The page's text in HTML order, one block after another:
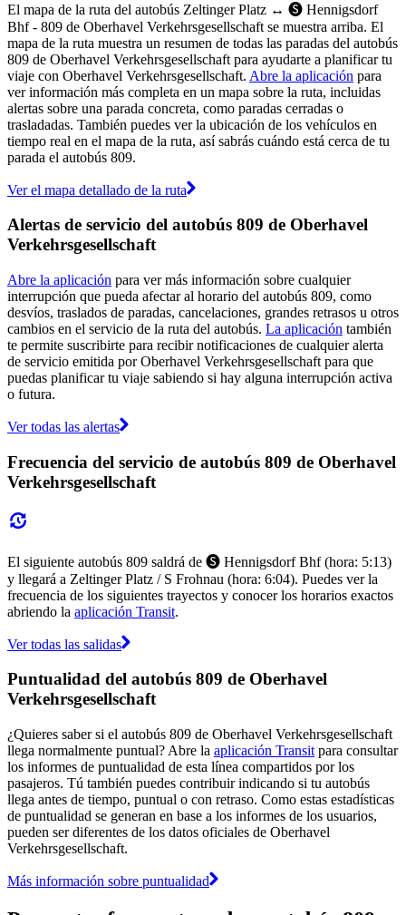
El mapa de la ruta del autobús Zeltinger Platz ↔︎ 🅢 Hennigsdorf
Bhf - 809 de Oberhavel Verkehrsgesellschaft se muestra arriba. El
mapa de la ruta muestra un resumen de todas las paradas del autobús
809 de Oberhavel Verkehrsgesellschaft para ayudarte a planificar tu
viaje con Oberhavel Verkehrsgesellschaft. Abre la aplicación para
ver información más completa en un mapa sobre la ruta, incluidas
alertas sobre una parada concreta, como paradas cerradas o
trasladadas. También puedes ver la ubicación de los vehículos en
tiempo real en el mapa de la ruta, así sabrás cuándo está cerca de tu
parada el autobús 809.
Ver el mapa detallado de la ruta
Alertas de servicio del autobús 809 de Oberhavel
Verkehrsgesellschaft
Abre la aplicación para ver más información sobre cualquier
interrupción que pueda afectar al horario del autobús 809, como
desvíos, traslados de paradas, cancelaciones, grandes retrasos u otros
cambios en el servicio de la ruta del autobús. La aplicación también
te permite suscribirte para recibir notificaciones de cualquier alerta
de servicio emitida por Oberhavel Verkehrsgesellschaft para que
puedas planificar tu viaje sabiendo si hay alguna interrupción activa
o futura.
Ver todas las alertas
Frecuencia del servicio de autobús 809 de Oberhavel
Verkehrsgesellschaft
El siguiente autobús 809 saldrá de 🅢 Hennigsdorf Bhf (hora: 5:13)
y llegará a Zeltinger Platz / S Frohnau (hora: 6:04). Puedes ver la
frecuencia de los siguientes trayectos y conocer los horarios exactos
abriendo la aplicación Transit.
Ver todas las salidas
Puntualidad del autobús 809 de Oberhavel
Verkehrsgesellschaft
¿Quieres saber si el autobús 809 de Oberhavel Verkehrsgesellschaft
llega normalmente puntual? Abre la aplicación Transit para consultar
los informes de puntualidad de esta línea compartidos por los
pasajeros. Tú también puedes contribuir indicando si tu autobús
llega antes de tiempo, puntual o con retraso. Como estas estadísticas
de puntualidad se generan en base a los informes de los usuarios,
pueden ser diferentes de los datos oficiales de Oberhavel
Verkehrsgesellschaft.
Más información sobre puntualidad